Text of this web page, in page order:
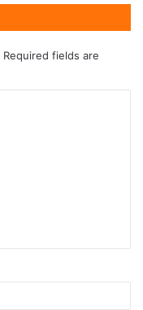
Required fields are